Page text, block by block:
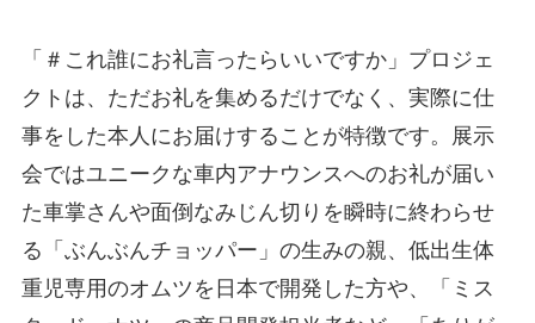
「＃これ誰にお礼言ったらいいですか」プロジェ
クトは、ただお礼を集めるだけでなく、実際に仕
事をした本人にお届けすることが特徴です。展示
会ではユニークな車内アナウンスへのお礼が届い
た車掌さんや面倒なみじん切りを瞬時に終わらせ
る「ぶんぶんチョッパー」の生みの親、低出生体
重児専用のオムツを日本で開発した方や、「ミス